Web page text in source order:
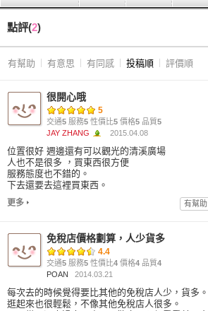
點評(2)
有幫助 有意思 有同感 投稿順 評價順
很開心哦
5
交通5 服務5 性價比5 價格5 品質5
JAY ZHANG
2015.04.08
位置很好 週邊還有可以觀光的清溪廣場
人也不是很多 ，買東西很方便
服務態度也不錯的。
下去還要去這裡買東西。
更多 有幫助
免稅店價格劃算，人少貨多
4.4
交通5 服務5 性價比4 價格4 品質4
POAN
2014.03.21
每次去的時候覺得要比其他的免稅店人少，貨多。
逛起來也很輕鬆，不像其他免稅店人很多。